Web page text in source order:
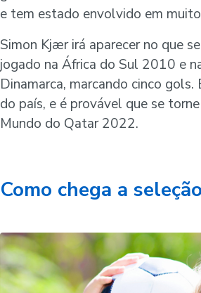
e tem estado envolvido em
Simon Kjær irá aparecer no que
jogado na África do Sul 2010 e
Dinamarca, marcando cinco
do país, e é provável que se
Mundo do Qatar 2022.
Como chega a